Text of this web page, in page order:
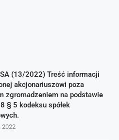
SA (13/2022) Treść informacji
akcjonariuszowi poza
zgromadzeniem na podstawie
§ 5 kodeksu spółek
2022